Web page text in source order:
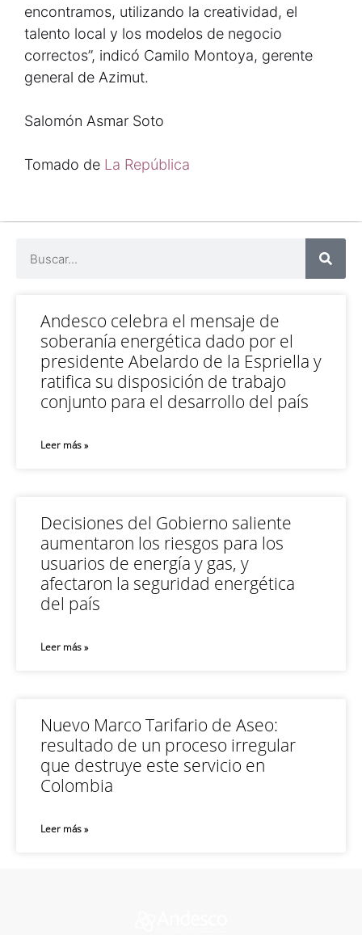
encontramos, utilizando la creatividad, el
talento local y los modelos de negocio
correctos”, indicó Camilo Montoya, gerente
general de Azimut.
Salomón Asmar Soto
Tomado de La República
Andesco celebra el mensaje de
soberanía energética dado por el
presidente Abelardo de la Espriella y
ratifica su disposición de trabajo
conjunto para el desarrollo del país
Leer más »
Decisiones del Gobierno saliente
aumentaron los riesgos para los
usuarios de energía y gas, y
afectaron la seguridad energética
del país
Leer más »
Nuevo Marco Tarifario de Aseo:
resultado de un proceso irregular
que destruye este servicio en
Colombia
Leer más »